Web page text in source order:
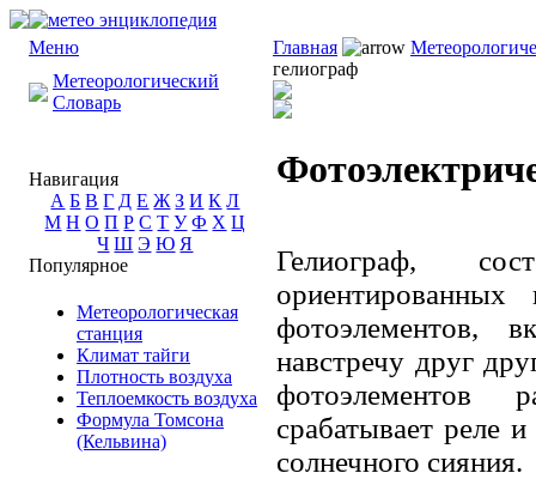
Меню
Метеорологический
Словарь
Навигация
А Б В Г Д Е Ж З И К Л
М Н О П Р С Т У Ф Х Ц
Ч Ш Э Ю Я
Популярное
Метеорологическая
станция
Климат тайги
Плотность воздуха
Теплоемкость воздуха
Формула Томсона
(Кельвина)
Главная
гелиограф
Гелиограф,
фотоэлементов,
навстречу друг
фотоэлементов
срабатывает реле
солнечного сияния.